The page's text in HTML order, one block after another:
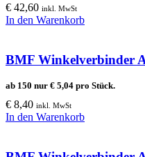
€ 42,60 inkl. MwSt
In den Warenkorb
BMF Winkelverbinder
ab 150 nur € 5,04 pro Stück.
€ 8,40 inkl. MwSt
In den Warenkorb